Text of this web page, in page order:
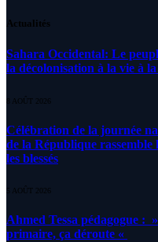
Actualités
Sahara Occidental: Le
la décolonisation à la vie à
8 AOÛT 2026
Célébration de la journée
de la République rassemble
les blessés
5 AOÛT 2026
Ahmed Tessa pédagogue :
primaire, ça déroute «